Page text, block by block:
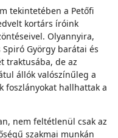
tekintetében a Petőfi
kortárs íróink
Olyannyira,
György barátai és
traktusába, de az
állók valószínűleg a
foszlányokat hallhattak a
nem feltétlenül csak az
szakmai munkán